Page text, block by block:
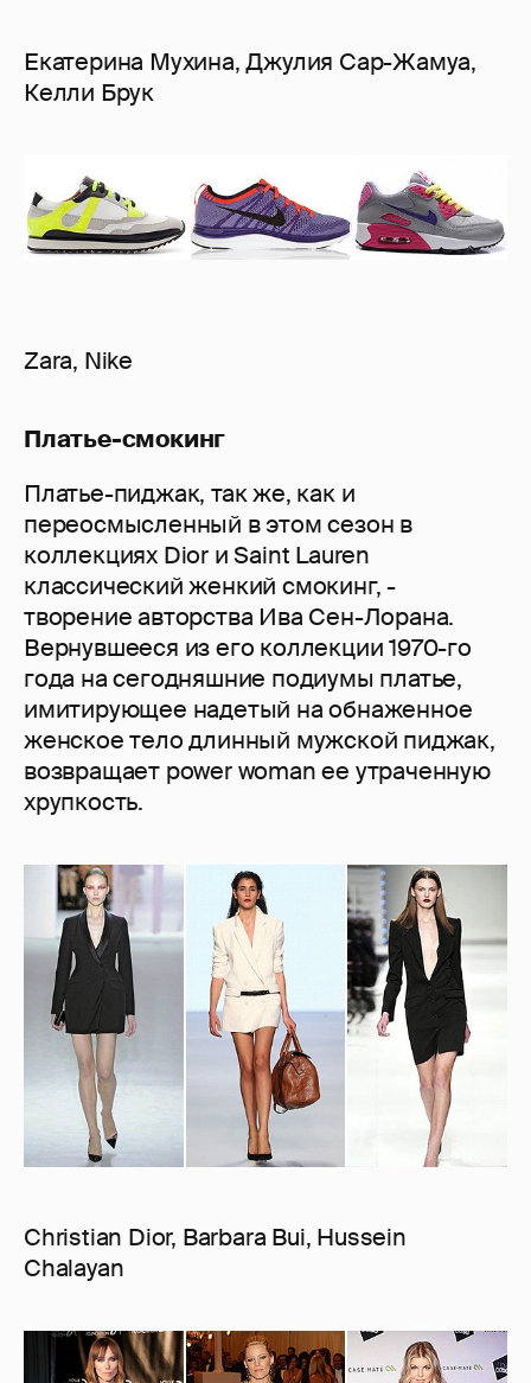
Екатерина Мухина, Джулия Сар-Жамуа,
Келли Брук
Zara, Nike
Платье-смокинг
Платье-пиджак, так же, как и
переосмысленный в этом сезон в
коллекциях Dior и Saint Lauren
классический женкий смокинг, -
творение авторства Ива Сен-Лорана.
Вернувшееся из его коллекции 1970-го
года на сегодняшние подиумы платье,
имитирующее надетый на обнаженное
женское тело длинный мужской пиджак,
возвращает power woman ее утраченную
хрупкость.
Christian Dior, Barbara Bui, Hussein
Chalayan